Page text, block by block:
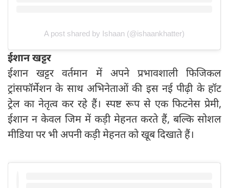
A post shared by Ishaan (@ishaankhatter)
ईशान खट्टर
ईशान खट्टर वर्तमान में अपने प्रभावशाली फिजिकल
ट्रांसफॉर्मेशन के साथ अभिनेताओं की इस नई पीढ़ी के हॉट
ट्रेल का नेतृत्व कर रहे हैं। स्पष्ट रूप से एक फिटनेस प्रेमी,
ईशान न केवल जिम में कड़ी मेहनत करते हैं, बल्कि सोशल
मीडिया पर भी अपनी कड़ी मेहनत को खूब दिखाते हैं।